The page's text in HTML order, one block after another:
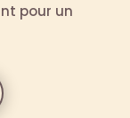
pour un